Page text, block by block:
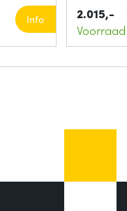
Info 2.015,-
Voorraad